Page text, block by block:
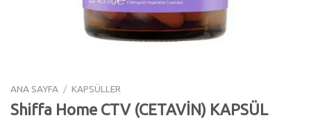
ANA SAYFA / KAPSÜLLER
Shiffa Home CTV (CETAVİN) KAPSÜL